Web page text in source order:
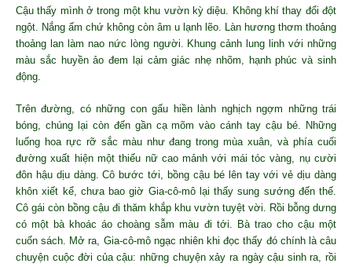
Cậu thấy mình ở trong một khu vườn kỳ diệu. Không khí thay đổi đột
ngột. Nắng ấm chứ không còn âm u lạnh lẽo. Làn hương thơm thoảng
thoảng lan làm nao nức lòng người. Khung cảnh lung linh với những
màu sắc huyền ảo đem lại cảm giác nhẹ nhõm, hạnh phúc và sinh
động.
Trên đường, có những con gấu hiền lành nghịch ngợm những trái
bóng, chúng lại còn đến gần cạ mõm vào cánh tay cậu bé. Những
luống hoa rực rỡ sắc màu như đang trong mùa xuân, và phía cuối
đường xuất hiện một thiếu nữ cao mảnh với mái tóc vàng, nụ cười
đôn hậu dịu dàng. Cô bước tới, bồng cậu bé lên tay với vẻ dịu dàng
khôn xiết kể, chưa bao giờ Gia-cô-mô lại thấy sung sướng đến thế.
Cô gái còn bồng cậu đi thăm khắp khu vườn tuyệt vời. Rồi bỗng dưng
có một bà khoác áo choàng sẫm màu đi tới. Bà trao cho cậu một
cuốn sách. Mở ra, Gia-cô-mô ngạc nhiên khi đọc thấy đó chính là câu
chuyện cuộc đời của cậu: những chuyện xảy ra ngày cậu sinh ra, rồi